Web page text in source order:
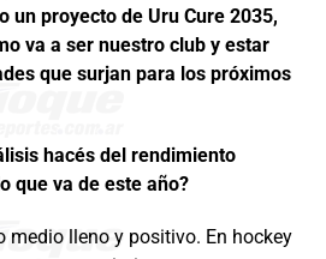
un proyecto de Uru Cure 2035,
va a ser nuestro club y estar
que surjan para los próximos
hacés del rendimiento
que va de este año?
medio lleno y positivo. En hockey